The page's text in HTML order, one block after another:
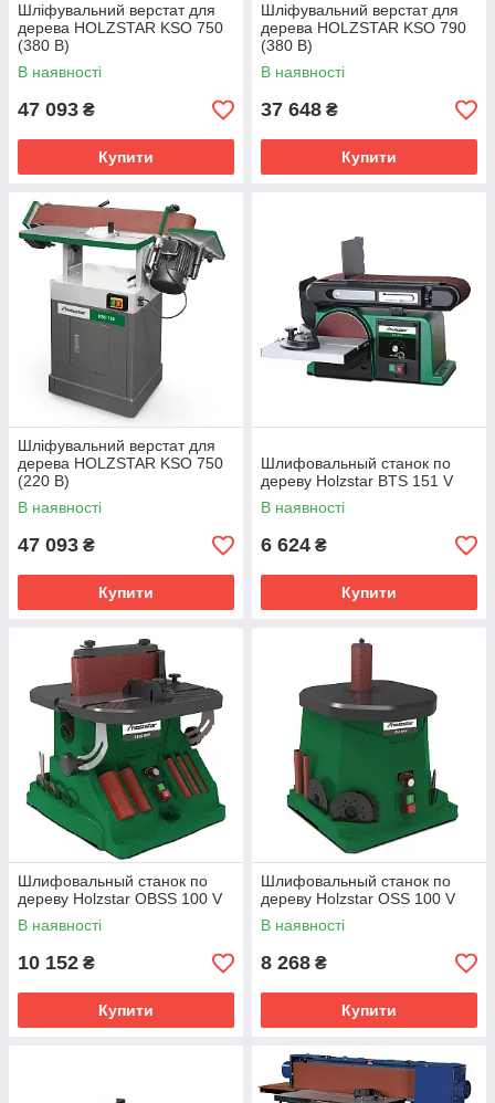
Шліфувальний верстат для
дерева HOLZSTAR KSO 750
(380 В)
В наявності
47 093 ₴
Купити
Шліфувальний верстат для
дерева HOLZSTAR KSO 790
(380 В)
В наявності
37 648 ₴
Купити
Шліфувальний верстат для
дерева HOLZSTAR KSO 750
(220 В)
В наявності
47 093 ₴
Купити
Шлифовальный станок по
дереву Holzstar BTS 151 V
В наявності
6 624 ₴
Купити
Шлифовальный станок по
дереву Holzstar OВSS 100 V
В наявності
10 152 ₴
Купити
Шлифовальный станок по
дереву Holzstar OSS 100 V
В наявності
8 268 ₴
Купити